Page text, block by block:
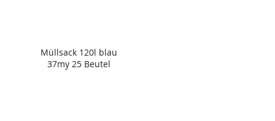
Müllsack 120l blau
37my 25 Beutel